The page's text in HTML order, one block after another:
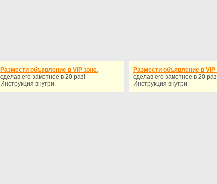
Размести объявление в VIP зоне,
сделав его заметнее в 20 раз!
Инструкция внутри.
Размести объявление в VIP
сделав его заметнее в 20
Инструкция внутри.